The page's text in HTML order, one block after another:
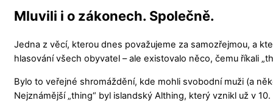
Mluvili i o zákonech. Společně.
Jedna z věcí, kterou dnes považujeme za samozřejmou, a
hlasování všech obyvatel – ale existovalo něco, čemu říkali
Bylo to veřejné shromáždění, kde mohli svobodní muži (a
Nejznámější „thing“ byl islandský Althing, který vznikl už v